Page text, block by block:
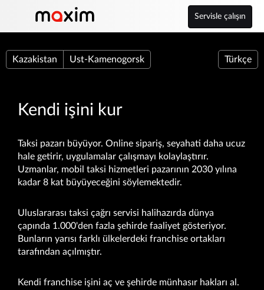
Servisle çalışın
Kazakistan Ust-Kamenogorsk Türkçe
Kendi işini kur
Taksi pazarı büyüyor. Online sipariş, seyahati daha ucuz
hale getirir, uygulamalar çalışmayı kolaylaştırır.
Uzmanlar, mobil taksi hizmetleri pazarının 2030 yılına
kadar 8 kat büyüyeceğini söylemektedir.
Uluslararası taksi çağrı servisi halihazırda dünya
çapında 1.000'den fazla şehirde faaliyet gösteriyor.
Bunların yarısı farklı ülkelerdeki franchise ortakları
tarafından açılmıştır.
Kendi franchise işini aç ve şehirde münhasır hakları al.